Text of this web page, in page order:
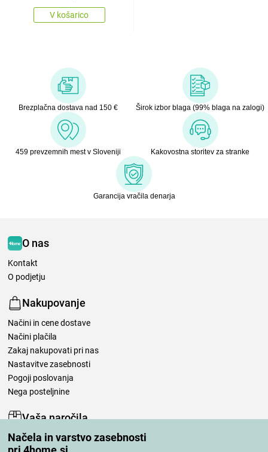
Načela in varstvo zasebnosti
V košarico
Brezplačna dostava nad 150 € Širok izbor blaga (99% blaga na zalogi)
459 prevzemnih mest v Sloveniji Kakovostna storitev za stranke
Garancija vračila denarja
O nas
Kontakt
O podjetju
Nakupovanje
Načini in cene dostave
Načini plačila
Zakaj nakupovati pri nas
Nastavitve zasebnosti
Pogoji poslovanja
Nega posteljnine
Vaša naročila
Moj račun